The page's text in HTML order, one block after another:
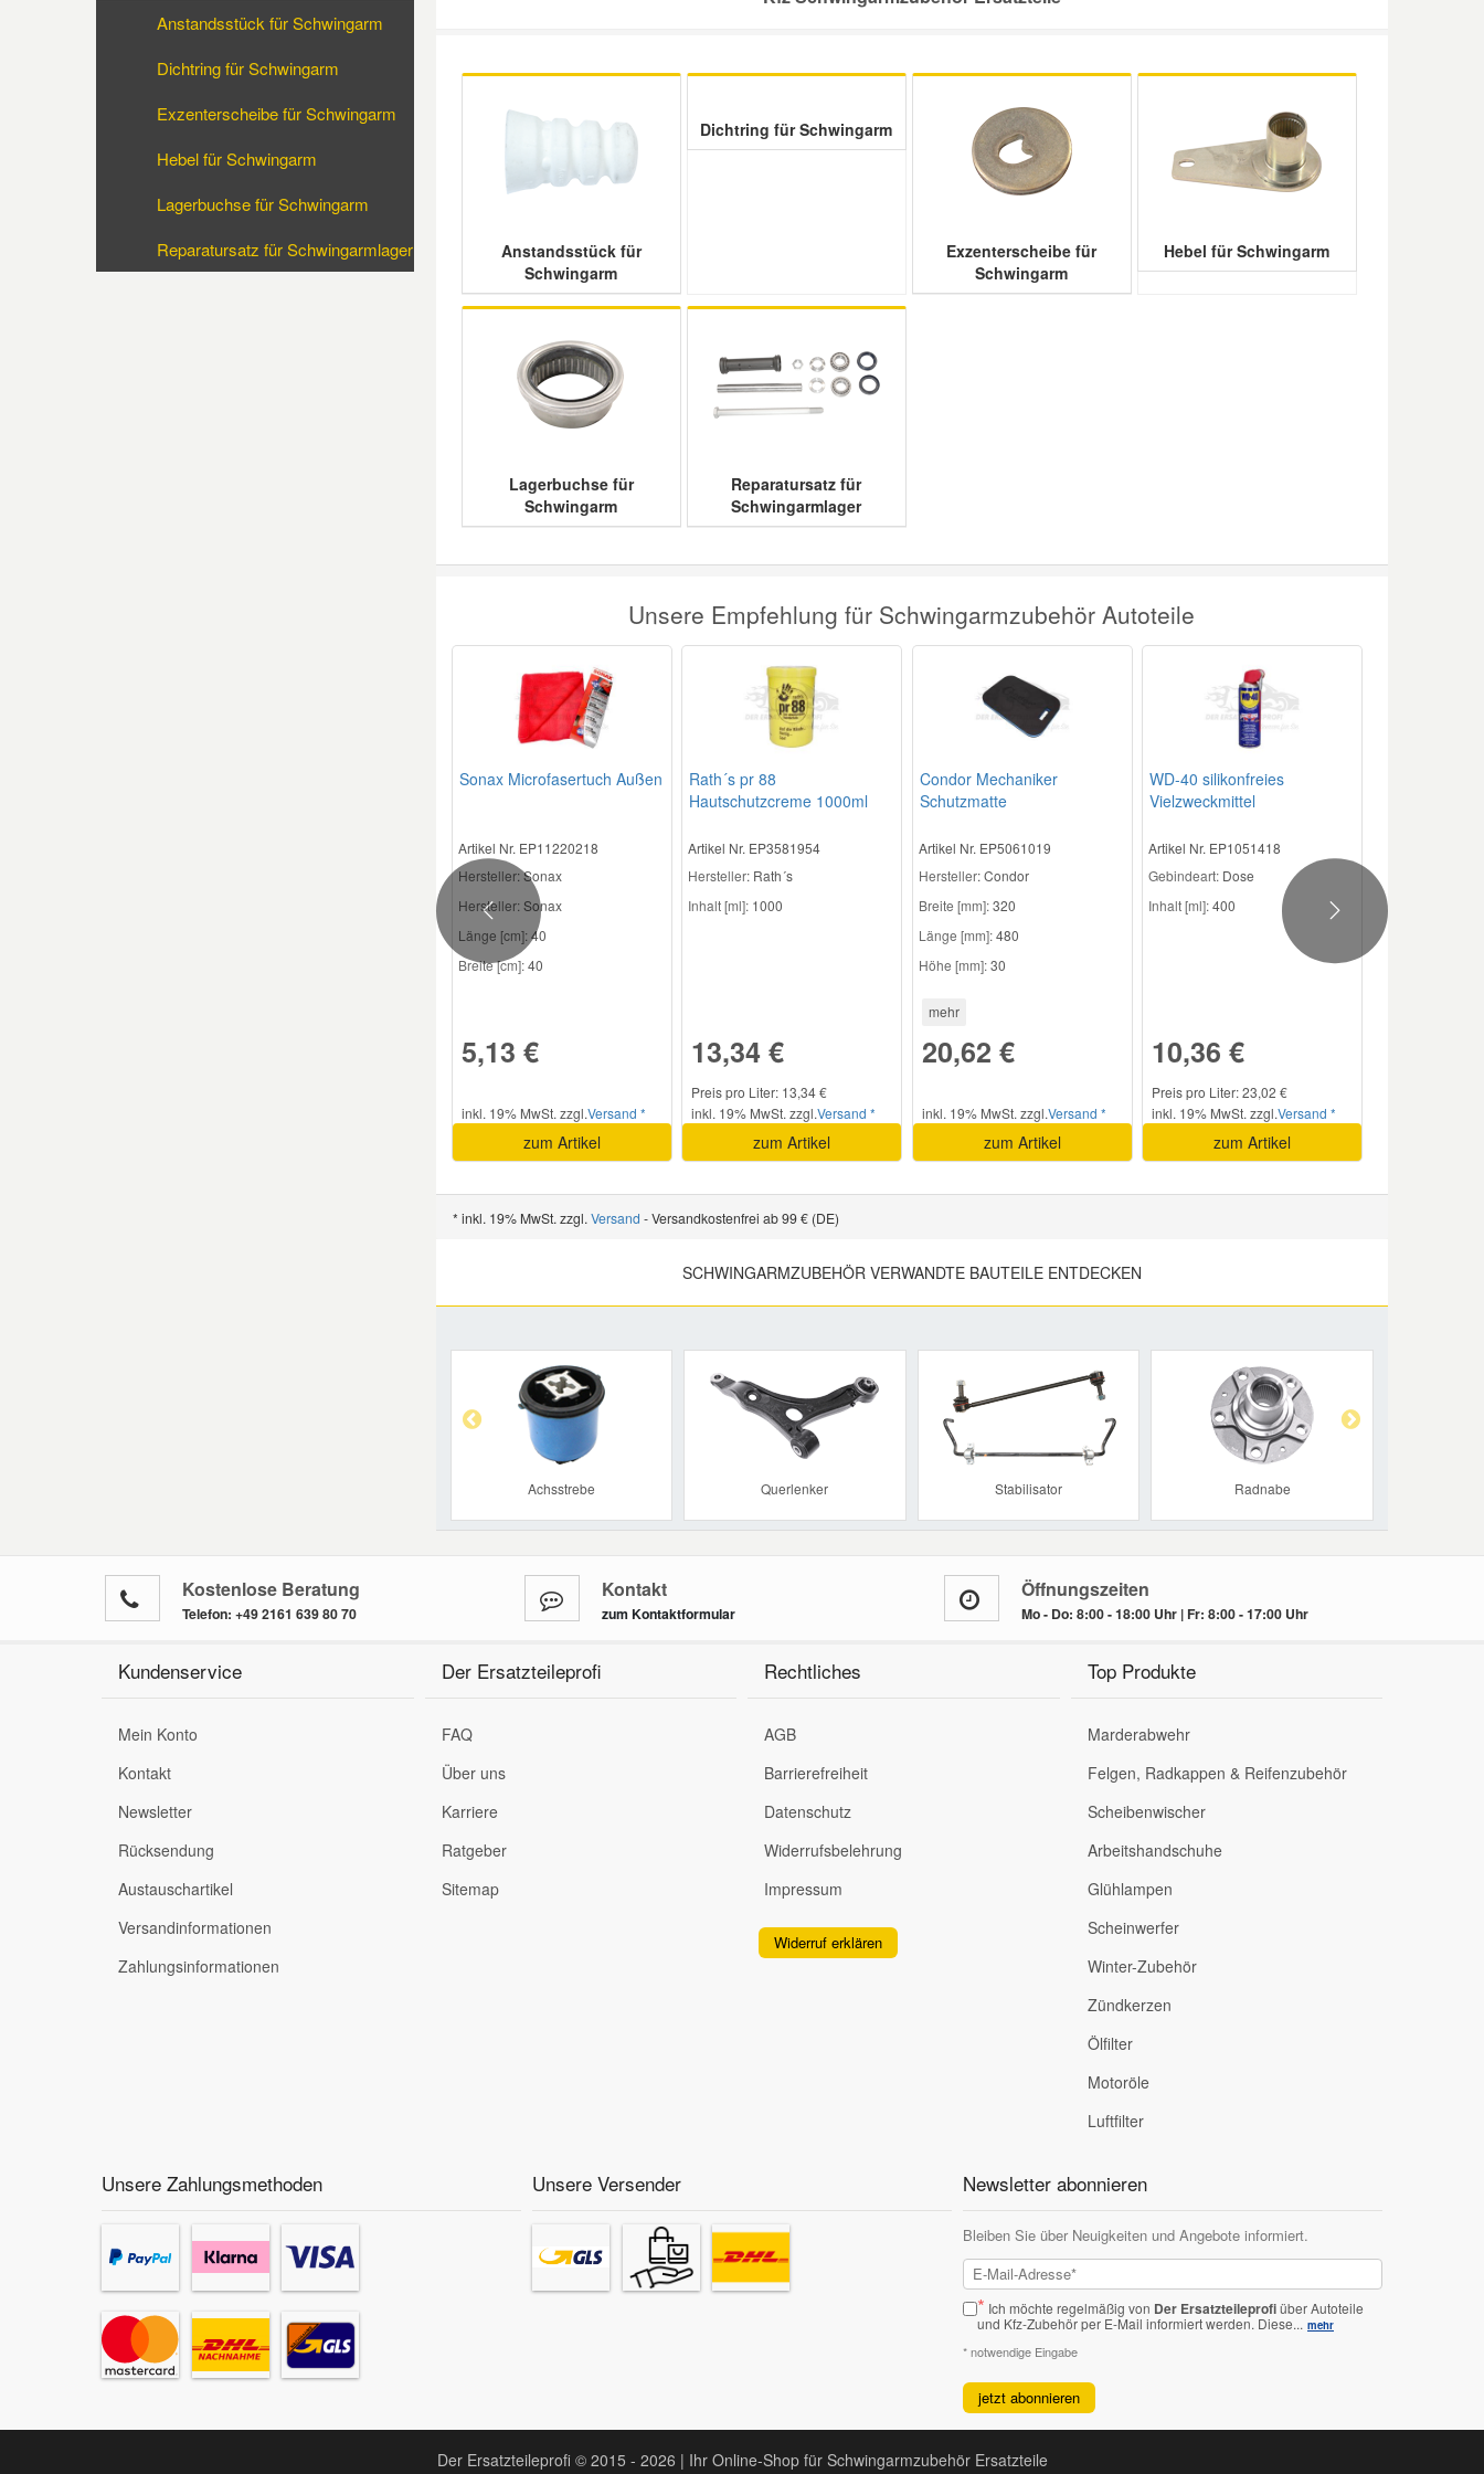
Anstandsstück für Schwingarm
Dichtring für Schwingarm
Exzenterscheibe für Schwingarm
Hebel für Schwingarm
Lagerbuchse für Schwingarm
Reparatursatz für Schwingarmlager
Anstandsstück für
Schwingarm
Dichtring für Schwingarm
Exzenterscheibe für
Schwingarm
Hebel für Schwingarm
Lagerbuchse für
Schwingarm
Reparatursatz für
Schwingarmlager
Unsere Empfehlung für Schwingarmzubehör Autoteile
Sonax Microfasertuch Außen
Artikel Nr. EP11220218
Hersteller: Sonax
Hersteller: Sonax
Länge [cm]: 40
Breite [cm]:40
5,13 €
inkl. 19% MwSt. zzgl.Versand *
zum Artikel
Rath´s pr 88
Hautschutzcreme 1000ml
Artikel Nr. EP3581954
Hersteller: Rath´s
Inhalt [ml]: 1000
13,34 €
Preis pro Liter: 13,34 €
inkl. 19% MwSt. zzgl.Versand *
zum Artikel
Condor Mechaniker
Schutzmatte
Artikel Nr. EP5061019
Hersteller: Condor
Breite [mm]:320
Länge [mm]:480
Höhe [mm]:30
mehr
20,62 €
inkl. 19% MwSt. zzgl.Versand *
zum Artikel
WD-40 silikonfreies
Vielzweckmittel
Artikel Nr. EP1051418
Gebindeart: Dose
Inhalt [ml]:400
10,36 €
Preis pro Liter: 23,02 €
inkl. 19% MwSt. zzgl.Versand *
zum Artikel
Previous Next
* inkl. 19% MwSt. zzgl. Versand - Versandkostenfrei ab 99 € (DE)
SCHWINGARMZUBEHÖR VERWANDTE BAUTEILE ENTDECKEN
Achsstrebe Querlenker Stabilisator Radnabe
Previous
Kostenlose Beratung
Telefon: +49 2161 639 80 70
Kontakt
zum Kontaktformular
Öffnungszeiten
Mo - Do: 8:00 - 18:00 Uhr | Fr: 8:00 - 17:00 Uhr
Kundenservice
Mein Konto
Kontakt
Newsletter
Rücksendung
Austauschartikel
Versandinformationen
Zahlungsinformationen
Der Ersatzteileprofi
FAQ
Über uns
Karriere
Ratgeber
Sitemap
Rechtliches
AGB
Barrierefreiheit
Datenschutz
Widerrufsbelehrung
Impressum
Widerruf erklären
Top Produkte
Marderabwehr
Felgen, Radkappen & Reifenzubehör
Scheibenwischer
Arbeitshandschuhe
Glühlampen
Scheinwerfer
Winter-Zubehör
Zündkerzen
Ölfilter
Motoröle
Luftfilter
Unsere Zahlungsmethoden Unsere Versender Newsletter abonnieren
Bleiben Sie über Neuigkeiten und Angebote informiert.
* Ich möchte regelmäßig von Der Ersatzteileprofiüber Autoteile
und Kfz-Zubehör per E-Mail informiert werden. Diese... mehr
* notwendige Eingabe
jetzt abonnieren
Der Ersatzteileprofi © 2015 - 2026 | Ihr Online-Shop für Schwingarmzubehör Ersatzteile
Zündanlage und Glühanlage
Reparatur-Zubehör
Schlüsselgehäuse
Winter-Autozubehör
Dodge Ersatzteile